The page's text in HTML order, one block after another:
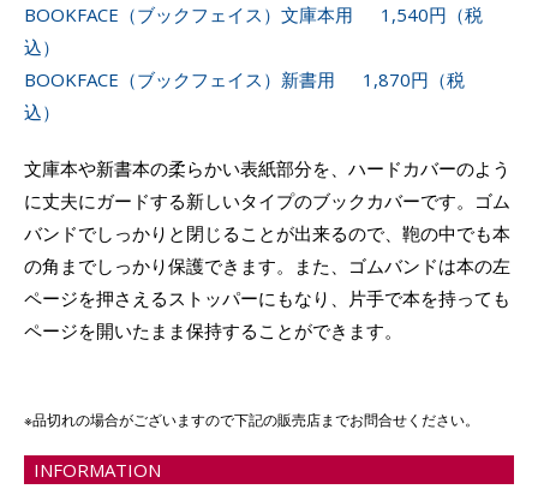
BOOKFACE（ブックフェイス）文庫本用 1,540円（税
込）
BOOKFACE（ブックフェイス）新書用 1,870円（税
込）
文庫本や新書本の柔らかい表紙部分を、ハードカバーのよう
に丈夫にガードする新しいタイプのブックカバーです。ゴム
バンドでしっかりと閉じることが出来るので、鞄の中でも本
の角までしっかり保護できます。また、ゴムバンドは本の左
ページを押さえるストッパーにもなり、片手で本を持っても
ページを開いたまま保持することができます。
※品切れの場合がございますので下記の販売店までお問合せください。
INFORMATION